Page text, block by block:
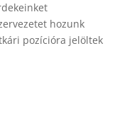
hozunk
pozícióra jelöltek